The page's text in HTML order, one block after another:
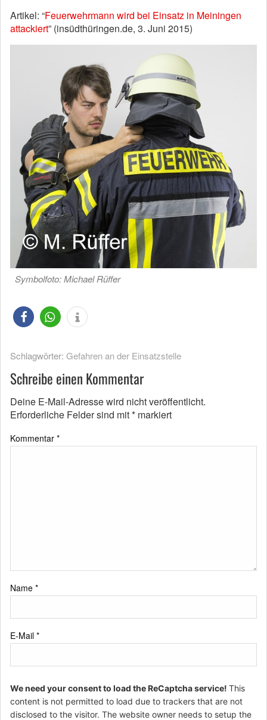
Artikel: “Feuerwehrmann wird bei Einsatz in Meiningen
attackiert” (insüdthüringen.de, 3. Juni 2015)
Symbolfoto: Michael Rüffer
Schlagwörter: Gefahren an der Einsatzstelle
Schreibe einen Kommentar
Deine E-Mail-Adresse wird nicht veröffentlicht.
Erforderliche Felder sind mit* markiert
Kommentar *
Name *
E-Mail *
We need your consent to load the ReCaptcha service! This
content is not permitted to load due to trackers that are not
disclosed to the visitor. The website owner needs to setup the